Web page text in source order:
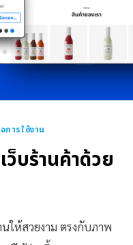
การใช้งาน
บร้านค้าด้วย
ให้สวยงาม ตรงกับภาพ